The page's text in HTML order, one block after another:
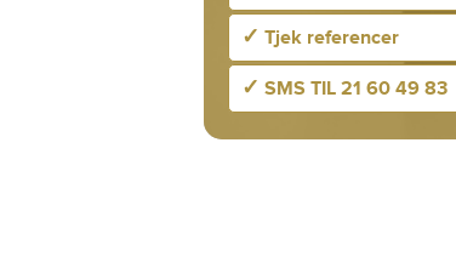
✓ Tjek referencer
✓ SMS TIL 21 60 49 83